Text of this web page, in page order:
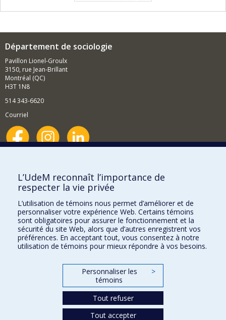
Département de sociologie
Pavillon Lionel-Groulx
3150, rue Jean-Brillant
Montréal (QC)
H3T 1N8
514 343-6620
Courriel
Comment soutenir le Département?
BESOIN D'AIDE?
Plan du site
Signaler une erreur
Accessibilité
FACULTÉ DES ARTS ET DES SCIENCES
Nos départements et écoles
L’UdeM reconnaît l’importance de
respecter la vie privée
L’utilisation de témoins nous permet d’améliorer et de
personnaliser votre expérience Web. Certains témoins
sont obligatoires pour assurer le fonctionnement et la
sécurité du site Web, alors que d’autres enregistrent vos
préférences. En acceptant tout, vous consentez à notre
utilisation de témoins pour mieux répondre à vos besoins.
Personnaliser les
témoins
>
Tout refuser
Tout accepter